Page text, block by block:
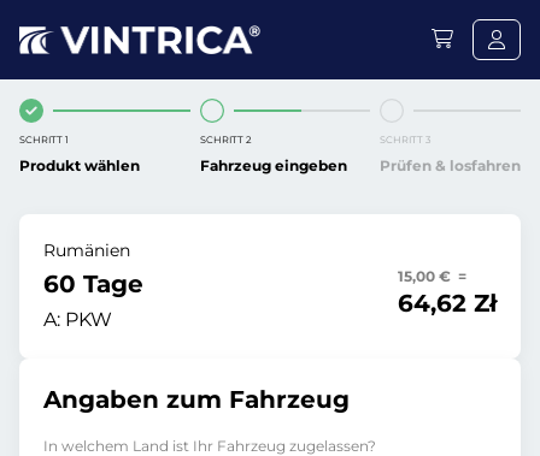
SCHRITT 1
Produkt wählen
SCHRITT 2
Fahrzeug eingeben
SCHRITT 3
Prüfen & losfahren
Rumänien
60 Tage
A: PKW
15,00 € =
64,62 Zł
Angaben zum Fahrzeug
In welchem Land ist Ihr Fahrzeug zugelassen?